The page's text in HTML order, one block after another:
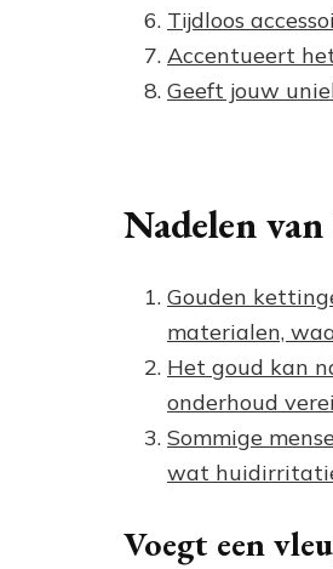
Tijdloos
Accentueert
Geeft jouw
Nadelen
Gouden
materialen,
Het goud kan
onderhoud
Sommige
wat
Voegt een